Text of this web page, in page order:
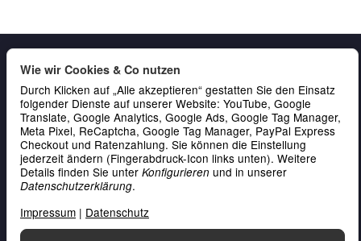
Gesetzliche Informationen
Service & Kontakt
Zahlung
Wie wir Cookies & Co nutzen
Durch Klicken auf „Alle akzeptieren“ gestatten Sie den Einsatz
folgender Dienste auf unserer Website: YouTube, Google
Translate, Google Analytics, Google Ads, Google Tag Manager,
Meta Pixel, ReCaptcha, Google Tag Manager, PayPal Express
Checkout und Ratenzahlung. Sie können die Einstellung
jederzeit ändern (Fingerabdruck-Icon links unten). Weitere
Details finden Sie unter Konfigurieren und in unserer
Datenschutzerklärung.
Impressum | Datenschutz